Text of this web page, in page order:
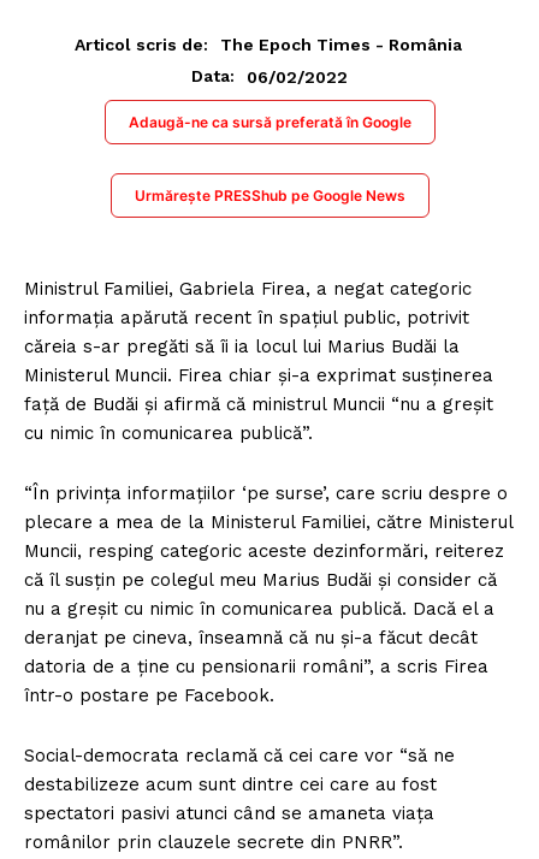
Articol scris de:
The Epoch Times - România
Data:
06/02/2022
Adaugă-ne ca sursă preferată în Google
Urmărește PRESShub pe Google News
Ministrul Familiei, Gabriela Firea, a negat categoric
informaţia apărută recent în spaţiul public, potrivit
căreia s-ar pregăti să îi ia locul lui Marius Budăi la
Ministerul Muncii. Firea chiar şi-a exprimat susţinerea
faţă de Budăi şi afirmă că ministrul Muncii “nu a greşit
cu nimic în comunicarea publică”.
“În privinţa informaţiilor ‘pe surse’, care scriu despre o
plecare a mea de la Ministerul Familiei, către Ministerul
Muncii, resping categoric aceste dezinformări, reiterez
că îl susţin pe colegul meu Marius Budăi şi consider că
nu a greşit cu nimic în comunicarea publică. Dacă el a
deranjat pe cineva, înseamnă că nu şi-a făcut decât
datoria de a ţine cu pensionarii români”, a scris Firea
într-o postare pe Facebook.
Social-democrata reclamă că cei care vor “să ne
destabilizeze acum sunt dintre cei care au fost
spectatori pasivi atunci când se amaneta viaţa
românilor prin clauzele secrete din PNRR”.